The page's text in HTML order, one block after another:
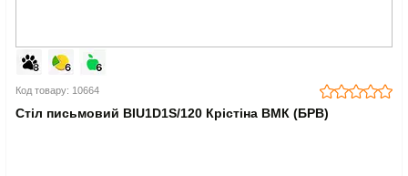
Код товару: 10664
Стіл письмовий BIU1D1S/120 Крістіна ВМК (БРВ)